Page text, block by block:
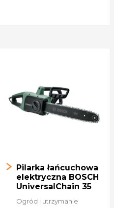
Pilarka łańcuchowa
elektryczna BOSCH
UniversalChain 35
Ogród i utrzymanie